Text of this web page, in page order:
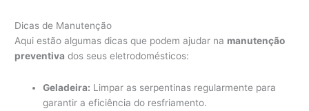
Dicas de Manutenção
Aqui estão algumas dicas que podem ajudar na manutenção
preventiva dos seus eletrodomésticos:
Geladeira: Limpar as serpentinas regularmente para
garantir a eficiência do resfriamento.